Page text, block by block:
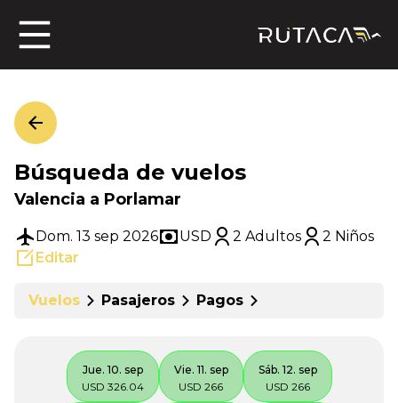
Búsqueda de vuelos
Valencia a Porlamar
Dom. 13 sep 2026 USD 2 Adultos
2 Niños
Editar
Vuelos Pasajeros Pagos
Jue. 10. sep
USD 326.04
Vie. 11. sep
USD 266
Sáb. 12. sep
USD 266